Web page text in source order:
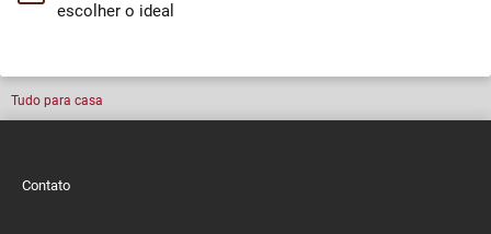
escolher o ideal
Tudo para casa
Contato